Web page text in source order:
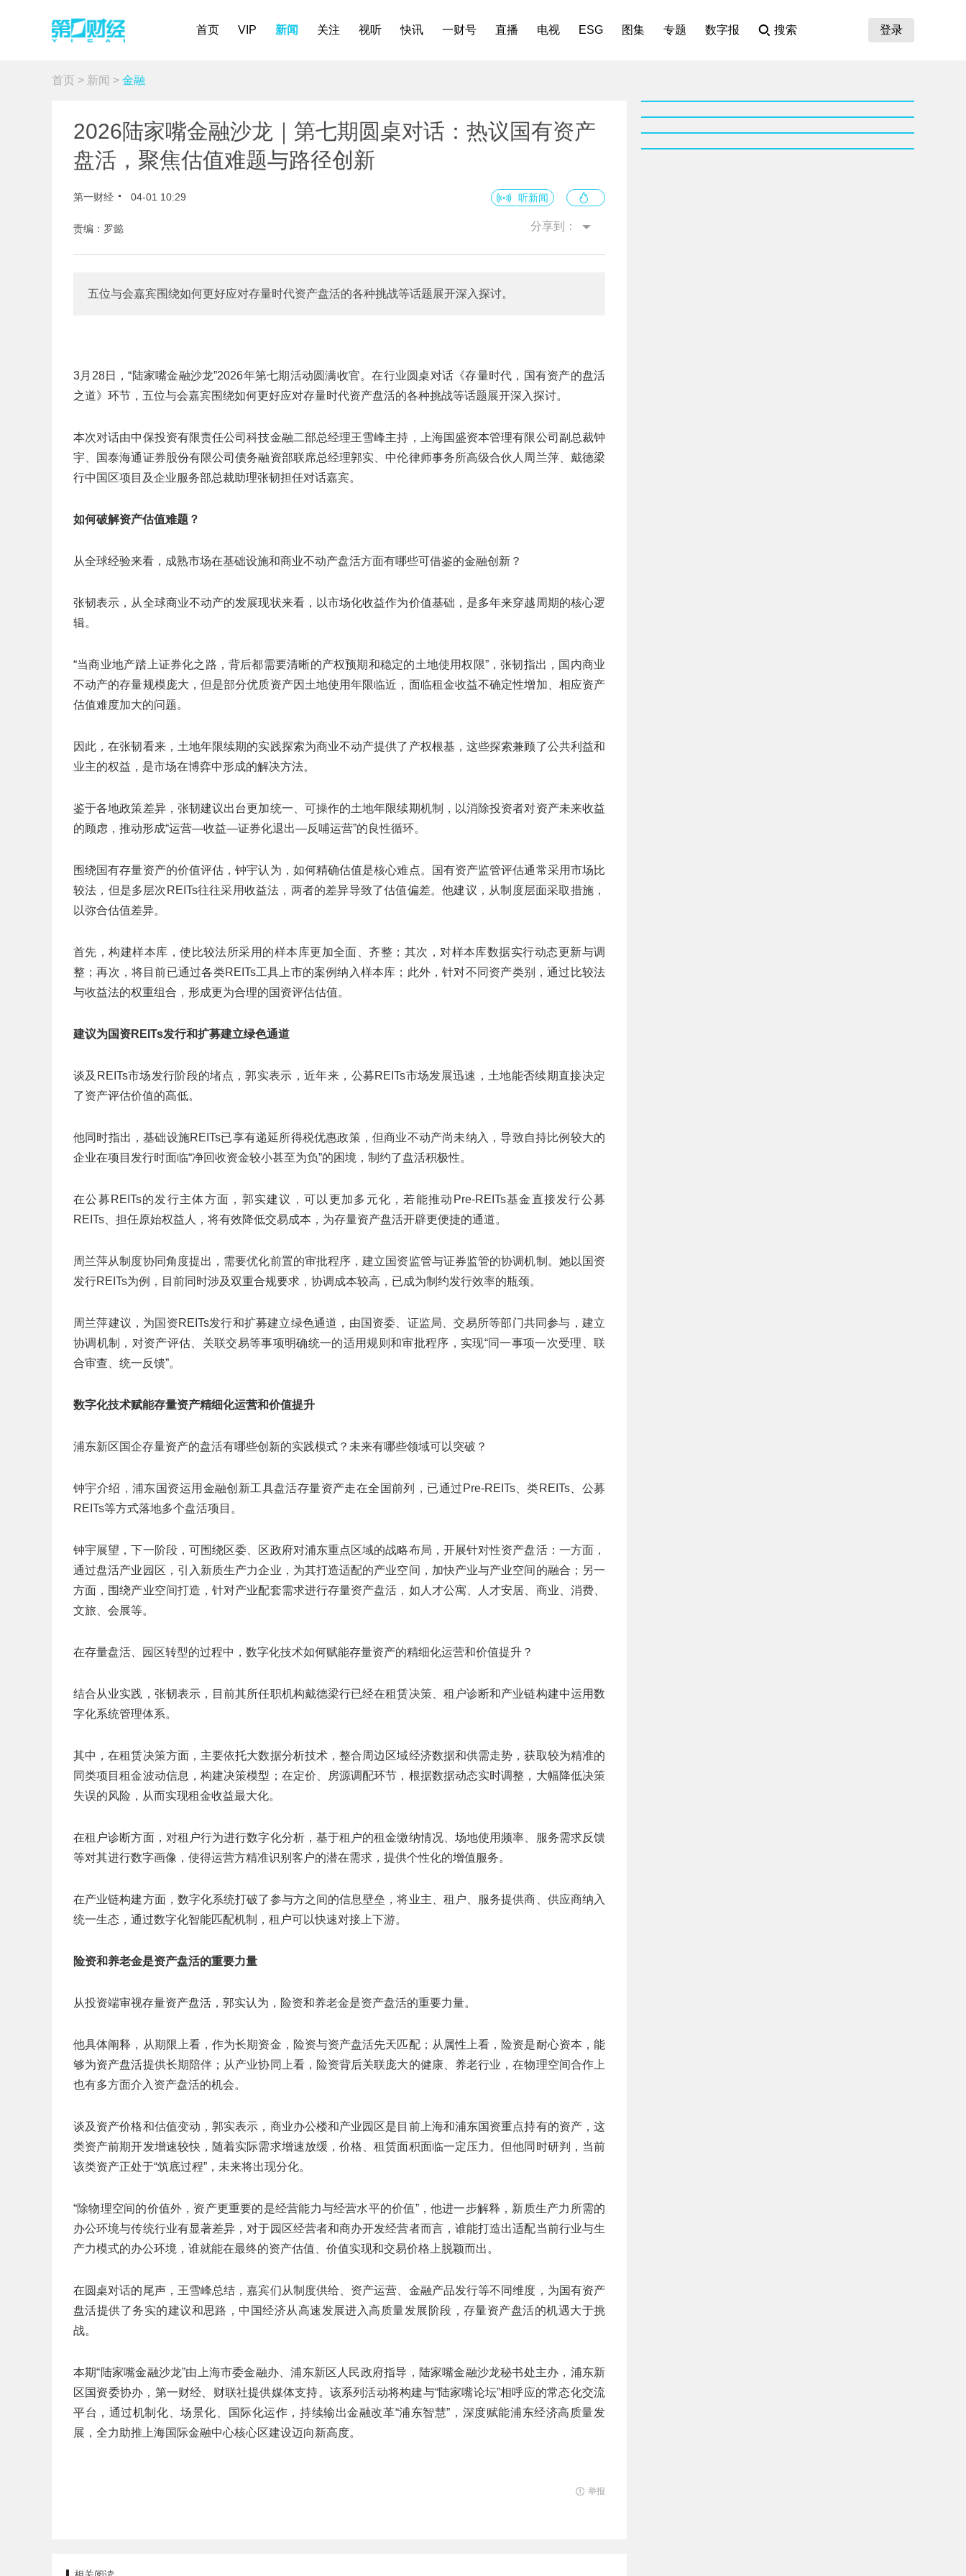
首页 VIP 新闻 关注 视听 快讯 一财号 直播 电视 ESG 图集 专题 数字报 搜索 登录
首页 > 新闻 > 金融
2026陆家嘴金融沙龙｜第七期圆桌对话：热议国有资产
盘活，聚焦估值难题与路径创新
第一财经 04-01 10:29 听新闻
责编：罗懿 分享到：
五位与会嘉宾围绕如何更好应对存量时代资产盘活的各种挑战等话题展开深入探讨。
3月28日，“陆家嘴金融沙龙”2026年第七期活动圆满收官。在行业圆桌对话《存量时代，国有资产的盘活
之道》环节，五位与会嘉宾围绕如何更好应对存量时代资产盘活的各种挑战等话题展开深入探讨。
本次对话由中保投资有限责任公司科技金融二部总经理王雪峰主持，上海国盛资本管理有限公司副总裁钟
宇、国泰海通证券股份有限公司债务融资部联席总经理郭实、中伦律师事务所高级合伙人周兰萍、戴德梁
行中国区项目及企业服务部总裁助理张韧担任对话嘉宾。
如何破解资产估值难题？
从全球经验来看，成熟市场在基础设施和商业不动产盘活方面有哪些可借鉴的金融创新？
张韧表示，从全球商业不动产的发展现状来看，以市场化收益作为价值基础，是多年来穿越周期的核心逻
辑。
“当商业地产踏上证券化之路，背后都需要清晰的产权预期和稳定的土地使用权限”，张韧指出，国内商业
不动产的存量规模庞大，但是部分优质资产因土地使用年限临近，面临租金收益不确定性增加、相应资产
估值难度加大的问题。
因此，在张韧看来，土地年限续期的实践探索为商业不动产提供了产权根基，这些探索兼顾了公共利益和
业主的权益，是市场在博弈中形成的解决方法。
鉴于各地政策差异，张韧建议出台更加统一、可操作的土地年限续期机制，以消除投资者对资产未来收益
的顾虑，推动形成“运营—收益—证券化退出—反哺运营”的良性循环。
围绕国有存量资产的价值评估，钟宇认为，如何精确估值是核心难点。国有资产监管评估通常采用市场比
较法，但是多层次REITs往往采用收益法，两者的差异导致了估值偏差。他建议，从制度层面采取措施，
以弥合估值差异。
首先，构建样本库，使比较法所采用的样本库更加全面、齐整；其次，对样本库数据实行动态更新与调
整；再次，将目前已通过各类REITs工具上市的案例纳入样本库；此外，针对不同资产类别，通过比较法
与收益法的权重组合，形成更为合理的国资评估估值。
建议为国资REITs发行和扩募建立绿色通道
谈及REITs市场发行阶段的堵点，郭实表示，近年来，公募REITs市场发展迅速，土地能否续期直接决定
了资产评估价值的高低。
他同时指出，基础设施REITs已享有递延所得税优惠政策，但商业不动产尚未纳入，导致自持比例较大的
企业在项目发行时面临“净回收资金较小甚至为负”的困境，制约了盘活积极性。
在公募REITs的发行主体方面，郭实建议，可以更加多元化，若能推动Pre-REITs基金直接发行公募
REITs、担任原始权益人，将有效降低交易成本，为存量资产盘活开辟更便捷的通道。
周兰萍从制度协同角度提出，需要优化前置的审批程序，建立国资监管与证券监管的协调机制。她以国资
发行REITs为例，目前同时涉及双重合规要求，协调成本较高，已成为制约发行效率的瓶颈。
周兰萍建议，为国资REITs发行和扩募建立绿色通道，由国资委、证监局、交易所等部门共同参与，建立
协调机制，对资产评估、关联交易等事项明确统一的适用规则和审批程序，实现“同一事项一次受理、联
合审查、统一反馈”。
数字化技术赋能存量资产精细化运营和价值提升
浦东新区国企存量资产的盘活有哪些创新的实践模式？未来有哪些领域可以突破？
钟宇介绍，浦东国资运用金融创新工具盘活存量资产走在全国前列，已通过Pre-REITs、类REITs、公募
REITs等方式落地多个盘活项目。
钟宇展望，下一阶段，可围绕区委、区政府对浦东重点区域的战略布局，开展针对性资产盘活：一方面，
通过盘活产业园区，引入新质生产力企业，为其打造适配的产业空间，加快产业与产业空间的融合；另一
方面，围绕产业空间打造，针对产业配套需求进行存量资产盘活，如人才公寓、人才安居、商业、消费、
文旅、会展等。
在存量盘活、园区转型的过程中，数字化技术如何赋能存量资产的精细化运营和价值提升？
结合从业实践，张韧表示，目前其所任职机构戴德梁行已经在租赁决策、租户诊断和产业链构建中运用数
字化系统管理体系。
其中，在租赁决策方面，主要依托大数据分析技术，整合周边区域经济数据和供需走势，获取较为精准的
同类项目租金波动信息，构建决策模型；在定价、房源调配环节，根据数据动态实时调整，大幅降低决策
失误的风险，从而实现租金收益最大化。
在租户诊断方面，对租户行为进行数字化分析，基于租户的租金缴纳情况、场地使用频率、服务需求反馈
等对其进行数字画像，使得运营方精准识别客户的潜在需求，提供个性化的增值服务。
在产业链构建方面，数字化系统打破了参与方之间的信息壁垒，将业主、租户、服务提供商、供应商纳入
统一生态，通过数字化智能匹配机制，租户可以快速对接上下游。
险资和养老金是资产盘活的重要力量
从投资端审视存量资产盘活，郭实认为，险资和养老金是资产盘活的重要力量。
他具体阐释，从期限上看，作为长期资金，险资与资产盘活先天匹配；从属性上看，险资是耐心资本，能
够为资产盘活提供长期陪伴；从产业协同上看，险资背后关联庞大的健康、养老行业，在物理空间合作上
也有多方面介入资产盘活的机会。
谈及资产价格和估值变动，郭实表示，商业办公楼和产业园区是目前上海和浦东国资重点持有的资产，这
类资产前期开发增速较快，随着实际需求增速放缓，价格、租赁面积面临一定压力。但他同时研判，当前
该类资产正处于“筑底过程”，未来将出现分化。
“除物理空间的价值外，资产更重要的是经营能力与经营水平的价值”，他进一步解释，新质生产力所需的
办公环境与传统行业有显著差异，对于园区经营者和商办开发经营者而言，谁能打造出适配当前行业与生
产力模式的办公环境，谁就能在最终的资产估值、价值实现和交易价格上脱颖而出。
在圆桌对话的尾声，王雪峰总结，嘉宾们从制度供给、资产运营、金融产品发行等不同维度，为国有资产
盘活提供了务实的建议和思路，中国经济从高速发展进入高质量发展阶段，存量资产盘活的机遇大于挑
战。
本期“陆家嘴金融沙龙”由上海市委金融办、浦东新区人民政府指导，陆家嘴金融沙龙秘书处主办，浦东新
区国资委协办，第一财经、财联社提供媒体支持。该系列活动将构建与“陆家嘴论坛”相呼应的常态化交流
平台，通过机制化、场景化、国际化运作，持续输出金融改革“浦东智慧”，深度赋能浦东经济高质量发
展，全力助推上海国际金融中心核心区建设迈向新高度。
举报